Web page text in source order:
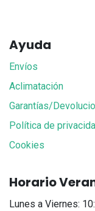
Ayuda
Envíos
Aclimatación
Garantías/
Política de
Cookies
Horario
Lunes a Viernes: